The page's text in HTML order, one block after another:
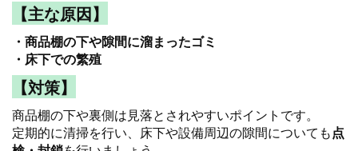
【主な原因】
・商品棚の下や隙間に溜まったゴミ
・床下での繁殖
【対策】
商品棚の下や裏側は見落とされやすいポイントです。
定期的に清掃を行い、床下や設備周辺の隙間についても点